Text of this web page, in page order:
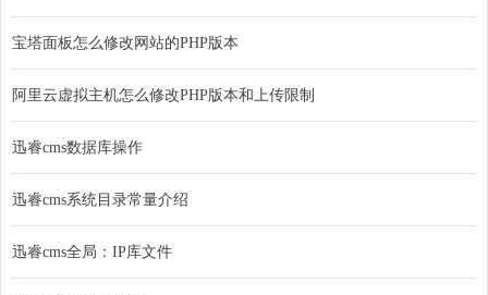
宝塔面板怎么修改网站的PHP版本
阿里云虚拟主机怎么修改PHP版本和上传限制
迅睿cms数据库操作
迅睿cms系统目录常量介绍
迅睿cms全局：IP库文件